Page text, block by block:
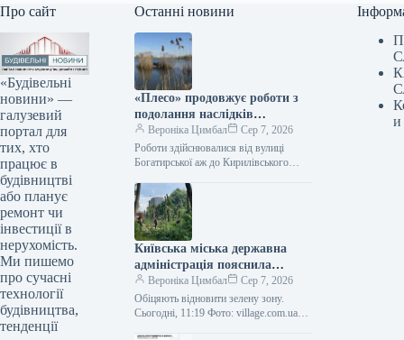
Про сайт
«Будівельні
новини» —
галузевий
портал для
тих, хто
працює в
будівництві
або планує
ремонт чи
інвестиції в
нерухомість.
Ми пишемо
про сучасні
технології
будівництва,
тенденції
Останні новини
«Плесо» продовжує роботи з
подолання наслідків
забруднення Кирилівського
озера та струмка Сирець.
Вероніка Цимбал
Сер 7, 2026
Роботи здійснювалися від вулиці
Богатирської аж до Кирилівського
напрямку витоку забруднення.
Сьогодні, 10:15…
Київська міська державна
адміністрація пояснила
причини масштабної вирубки
дерев у районі Теремки.
Вероніка Цимбал
Сер 7, 2026
Обіцяють відновити зелену зону.
Сьогодні, 11:19 Фото: village.com.ua
и